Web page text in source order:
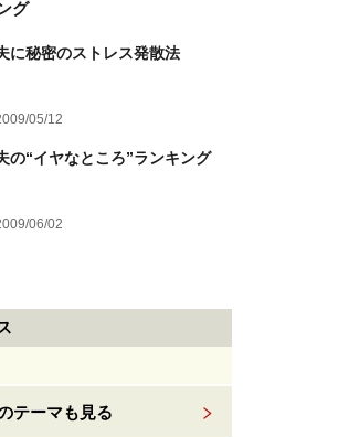
グ
に秘密のストレス発散法
05/12
の“イヤなところ”ランキング
06/02
テーマも見る